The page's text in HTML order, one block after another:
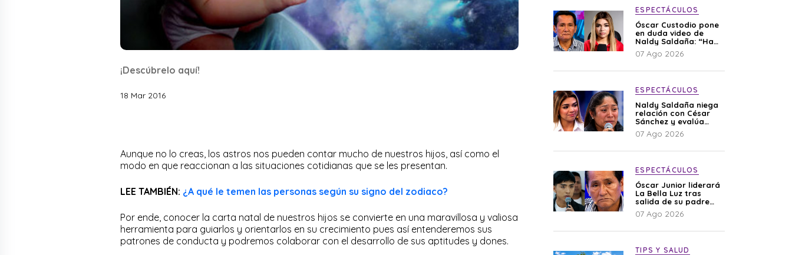
¡Descúbrelo aquí!
18 Mar 2016
Aunque no lo creas, los astros nos pueden contar mucho de nuestros hijos, así como el
modo en que reaccionan a las situaciones cotidianas que se les presentan.
LEE TAMBIÉN: ¿A qué le temen las personas según su signo del zodiaco?
Por ende, conocer la carta natal de nuestros hijos se convierte en una maravillosa y valiosa
herramienta para guiarlos y orientarlos en su crecimiento pues así entenderemos sus
patrones de conducta y podremos colaborar con el desarrollo de sus aptitudes y dones.
ESPECTÁCULOS
Óscar Custodio pone
en duda video de
Naldy Saldaña: “Hay
cosas que de repente
se han editado”
07 Ago 2026
ESPECTÁCULOS
Naldy Saldaña niega
relación con César
Sánchez y evalúa
denunciar a su
esposa: “Es una
07 Ago 2026
ESPECTÁCULOS
Óscar Junior liderará
La Bella Luz tras
salida de su padre
por polémica con
Naldy Saldaña
07 Ago 2026
TIPS Y SALUD